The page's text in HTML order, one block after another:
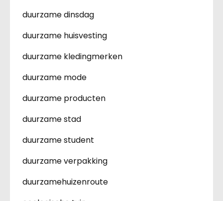
duurzame dinsdag
duurzame huisvesting
duurzame kledingmerken
duurzame mode
duurzame producten
duurzame stad
duurzame student
duurzame verpakking
duurzamehuizenroute